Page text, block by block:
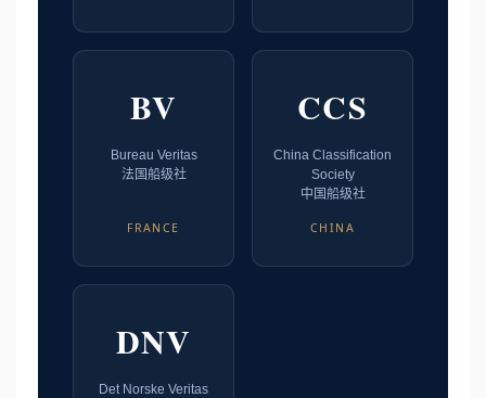
BV
Bureau Veritas
法国船级社
FRANCE
CCS
China Classification
Society
中国船级社
CHINA
DNV
Det Norske Veritas